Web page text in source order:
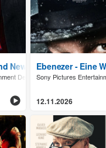
New Day
Deutschland GmbH
Ebenezer - Eine
Sony Pictures
12.11.2026